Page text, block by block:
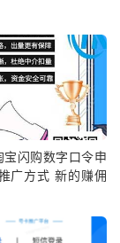
宝闪购数字口令申
广方式 新的赚佣